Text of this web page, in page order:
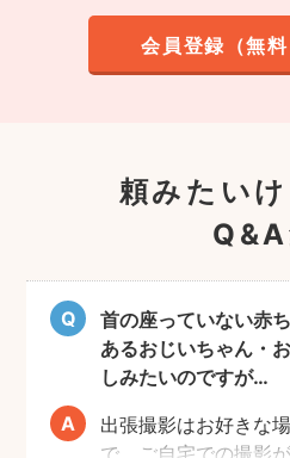
会員登録（無
頼みたい
首の座っていない赤
あるおじいちゃん・
しみたいのですが…
出張撮影はお好きな